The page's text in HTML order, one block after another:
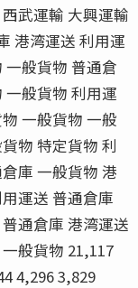
武運輸 大興運輸
港湾運送 利用運
一般貨物 普通倉
一般貨物 利用運
一般貨物 一般
物 特定貨物 利
庫 一般貨物 港
運送 普通倉庫
通倉庫 港湾運送
般貨物 21,117
4,296 3,829